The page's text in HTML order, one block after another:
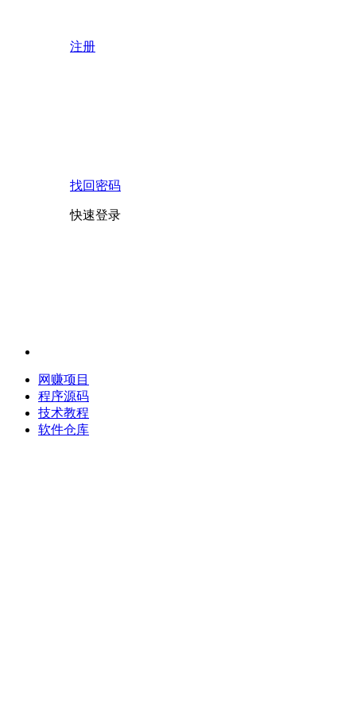
注册
找回密码
快速登录
网赚项目
程序源码
技术教程
软件仓库